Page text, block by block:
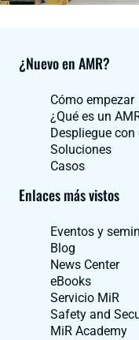
¿Nuevo en AMR?
Cómo empezar
¿Qué es un
Despliegue con
Soluciones
Casos
Enlaces más vistos
Eventos y
Blog
News Center
eBooks
Servicio MiR
Safety and
MiR Academy